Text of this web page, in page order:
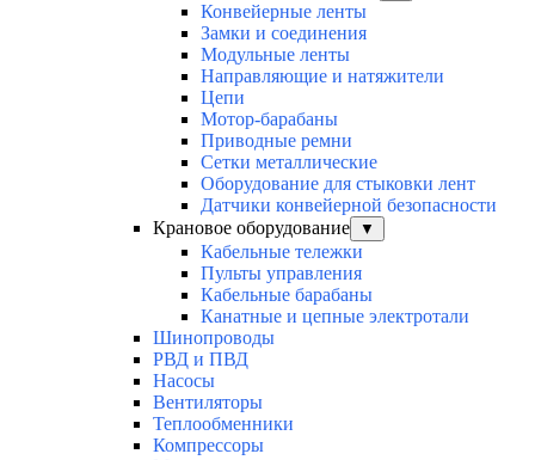
Конвейерные ленты
Замки и соединения
Модульные ленты
Направляющие и натяжители
Цепи
Мотор-барабаны
Приводные ремни
Сетки металлические
Оборудование для стыковки лент
Датчики конвейерной безопасности
Крановое оборудование
▼
Кабельные тележки
Пульты управления
Кабельные барабаны
Канатные и цепные электротали
Шинопроводы
РВД и ПВД
Насосы
Вентиляторы
Теплообменники
Компрессоры